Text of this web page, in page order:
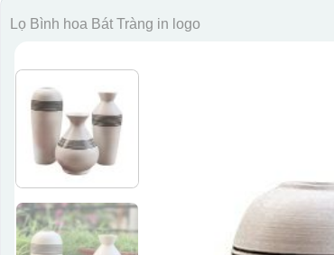
Lọ Bình hoa Bát Tràng in logo